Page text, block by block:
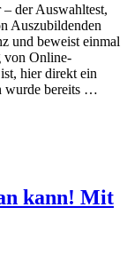
weg…
der Auswahltest,
Auszubildenden
und beweist einmal
von Online-
hier direkt ein
wurde bereits …
kann! Mit